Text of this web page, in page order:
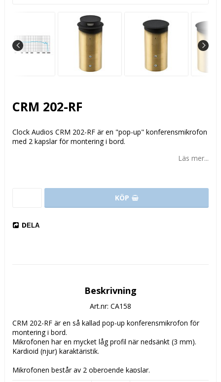
CRM 202-RF
Clock Audios CRM 202-RF är en "pop-up" konferensmikrofon
med 2 kapslar för montering i bord.
Läs mer...
KÖP
DELA
Beskrivning
Art.nr: CA158
CRM 202-RF är en så kallad pop-up konferensmikrofon för
montering i bord.
Mikrofonen har en mycket låg profil när nedsänkt (3 mm).
Kardioid (njur) karaktäristik.
Mikrofonen består av 2 oberoende kapslar.